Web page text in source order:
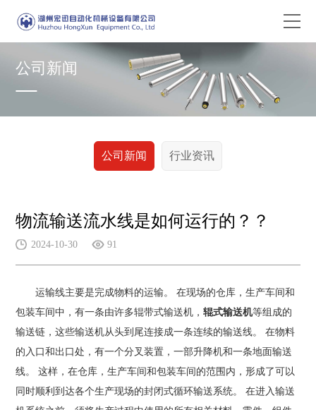
公司新闻
公司新闻 行业资讯
物流输送流水线是如何运行的？？
2024-10-30 91
运输线主要是完成物料的运输。 在现场的仓库，生产车间和
包装车间中，有一条由许多辊带式输送机，辊式输送机等组成的
输送链，这些输送机从头到尾连接成一条连续的输送线。 在物料
的入口和出口处，有一个分叉装置，一部升降机和一条地面输送
线。 这样，在仓库，生产车间和包装车间的范围内，形成了可以
同时顺利到达各个生产现场的封闭式循环输送系统。 在进入输送